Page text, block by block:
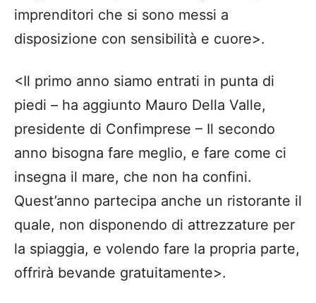
imprenditori che si sono messi a
disposizione con sensibilità e cuore>.
<Il primo anno siamo entrati in punta di
piedi – ha aggiunto Mauro Della Valle,
presidente di Confimprese – Il secondo
anno bisogna fare meglio, e fare come ci
insegna il mare, che non ha confini.
Quest’anno partecipa anche un ristorante il
quale, non disponendo di attrezzature per
la spiaggia, e volendo fare la propria parte,
offrirà bevande gratuitamente>.